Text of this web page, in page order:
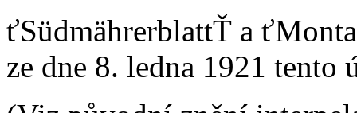
ťSüdmährerblattŤ a
ze dne 8. ledna 1921 tento